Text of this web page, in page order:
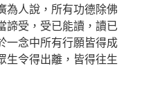
為人說，所有功德除佛
諦受，受已能讀，讀已
一念中所有行願皆得成
生令得出離，皆得往生